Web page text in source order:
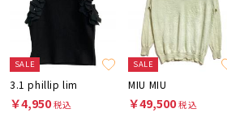
SALE
3.1 phillip lim
￥4,950税込
SALE
MIU MIU
￥49,500税込